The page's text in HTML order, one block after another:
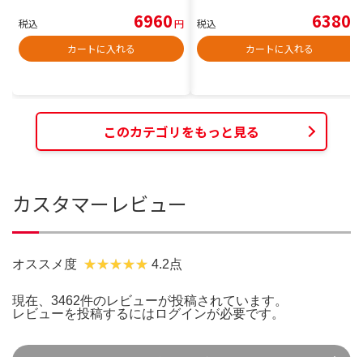
税込 6960円
カートに入れる
税込 6380
カートに入れる
このカテゴリをもっと見る
カスタマーレビュー
オススメ度 4.2点
現在、3462件のレビューが投稿されています。
レビューを投稿するには ログインが必要です。